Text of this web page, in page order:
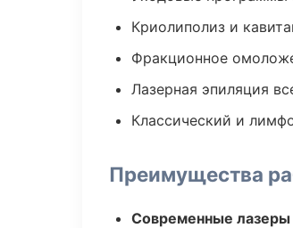
Криолиполиз и
Фракционное
Лазерная эпиляция
Классический и
Преимущества
Современные лазеры